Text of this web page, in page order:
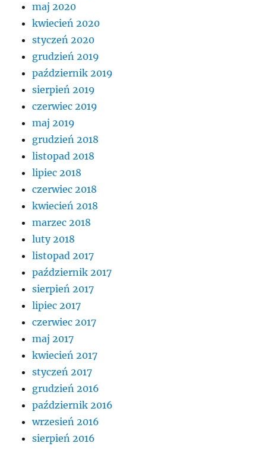
maj 2020
kwiecień 2020
styczeń 2020
grudzień 2019
październik 2019
sierpień 2019
czerwiec 2019
maj 2019
grudzień 2018
listopad 2018
lipiec 2018
czerwiec 2018
kwiecień 2018
marzec 2018
luty 2018
listopad 2017
październik 2017
sierpień 2017
lipiec 2017
czerwiec 2017
maj 2017
kwiecień 2017
styczeń 2017
grudzień 2016
październik 2016
wrzesień 2016
sierpień 2016